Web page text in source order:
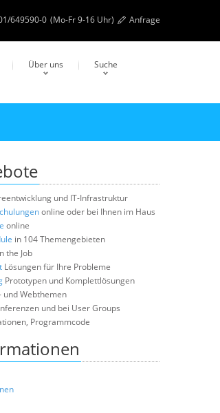
649590-0 (Mo-Fr 9-16 Uhr) Anfrage
Über uns Suche
und IT-Infrastruktur
online oder bei Ihnen im Haus
online
in 104 Themengebieten
the Job
Lösungen für Ihre Probleme
Prototypen und Komplettlösungen
und Webthemen
und bei User Groups
Programmcode